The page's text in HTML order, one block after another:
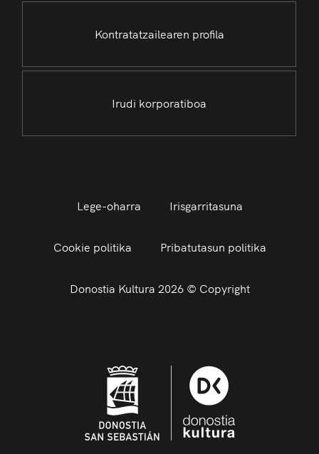
Kontratatzailearen profila
Irudi korporatiboa
Lege-oharra Irisgarritasuna
Cookie politika Pribatutasun politika
Donostia Kultura 2026 © Copyright